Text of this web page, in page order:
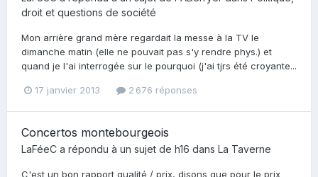
droit et questions de société
Mon arrière grand mère regardait la messe à la TV le
dimanche matin (elle ne pouvait pas s'y rendre phys.) et
quand je l'ai interrogée sur le pourquoi (j'ai tjrs été croyante...
17 janvier 2013 2 676 réponses
Concertos montebourgeois
LaFéeC a répondu à un sujet de h16 dans La Taverne
C'est un bon rapport qualité / prix, disons que pour le prix